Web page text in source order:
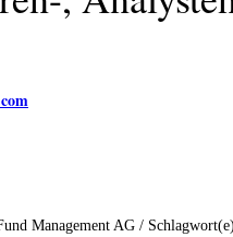
Management AG /